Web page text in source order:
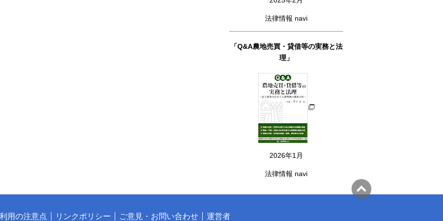
法律情報 navi
「Q&A農地売買・貸借等の実務と法
理」
2026年1月
法律情報 navi
用の注意点 リンクポリシー ご意見・お問い合わせ 運営者